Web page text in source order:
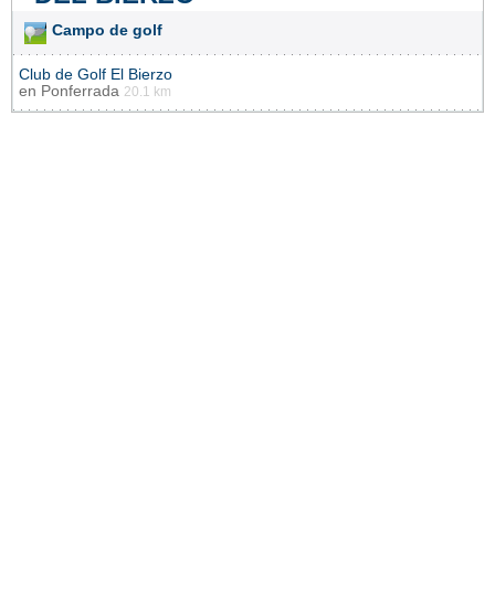
Campo de golf
Club de Golf El Bierzo
en Ponferrada 20.1 km